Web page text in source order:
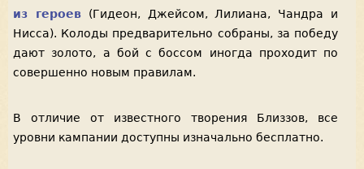
из героев(Гидеон, Джейсом, Лилиана, Чандра и
Нисса). Колоды предварительно собраны, за победу
дают золото, а бой с боссом иногда проходит по
совершенно новым правилам.
В отличие от известного творения Близзов, все
уровни кампании доступны изначально бесплатно.